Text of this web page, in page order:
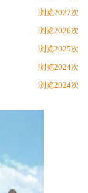
浏览2027次
浏览2026次
浏览2025次
浏览2024次
浏览2024次